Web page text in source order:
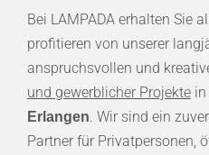
Bei LAMPADA erhalten Sie
profitieren von unserer
anspruchsvollen und
und gewerblicher Projektein
Erlangen. Wir sind ein
Partner für Privatpersonen,